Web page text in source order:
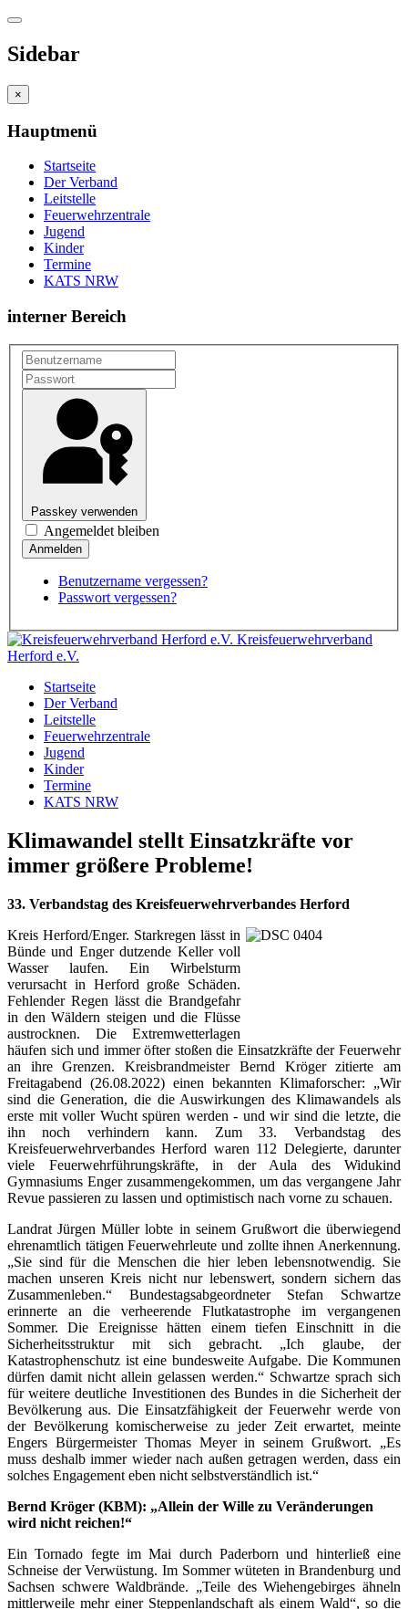
Sidebar
×
Hauptmenü
Startseite
Der Verband
Leitstelle
Feuerwehrzentrale
Jugend
Kinder
Termine
KATS NRW
interner Bereich
Passkey verwenden
Angemeldet bleiben
Benutzername vergessen?
Passwort vergessen?
Kreisfeuerwehrverband
Herford e.V.
Startseite
Der Verband
Leitstelle
Feuerwehrzentrale
Jugend
Kinder
Termine
KATS NRW
Klimawandel stellt Einsatzkräfte vor
immer größere Probleme!
33. Verbandstag des Kreisfeuerwehrverbandes Herford
Kreis Herford/Enger. Starkregen lässt in
Bünde und Enger dutzende Keller voll
Wasser laufen. Ein Wirbelsturm
verursacht in Herford große Schäden.
Fehlender Regen lässt die Brandgefahr
in den Wäldern steigen und die Flüsse
austrocknen. Die Extremwetterlagen
häufen sich und immer öfter stoßen die Einsatzkräfte der Feuerwehr
an ihre Grenzen. Kreisbrandmeister Bernd Kröger zitierte am
Freitagabend (26.08.2022) einen bekannten Klimaforscher: „Wir
sind die Generation, die die Auswirkungen des Klimawandels als
erste mit voller Wucht spüren werden - und wir sind die letzte, die
ihn noch verhindern kann. Zum 33. Verbandstag des
Kreisfeuerwehrverbandes Herford waren 112 Delegierte, darunter
viele Feuerwehrführungskräfte, in der Aula des Widukind
Gymnasiums Enger zusammengekommen, um das vergangene Jahr
Revue passieren zu lassen und optimistisch nach vorne zu schauen.
Landrat Jürgen Müller lobte in seinem Grußwort die überwiegend
ehrenamtlich tätigen Feuerwehrleute und zollte ihnen Anerkennung.
„Sie sind für die Menschen die hier leben lebensnotwendig. Sie
machen unseren Kreis nicht nur lebenswert, sondern sichern das
Zusammenleben.“ Bundestagsabgeordneter Stefan Schwartze
erinnerte an die verheerende Flutkatastrophe im vergangenen
Sommer. Die Ereignisse hätten einem tiefen Einschnitt in die
Sicherheitsstruktur mit sich gebracht. „Ich glaube, der
Katastrophenschutz ist eine bundesweite Aufgabe. Die Kommunen
dürfen damit nicht allein gelassen werden.“ Schwartze sprach sich
für weitere deutliche Investitionen des Bundes in die Sicherheit der
Bevölkerung aus. Die Einsatzfähigkeit der Feuerwehr werde von
der Bevölkerung komischerweise zu jeder Zeit erwartet, meinte
Engers Bürgermeister Thomas Meyer in seinem Grußwort. „Es
muss deshalb immer wieder nach außen getragen werden, dass ein
solches Engagement eben nicht selbstverständlich ist.“
Bernd Kröger (KBM): „Allein der Wille zu Veränderungen
wird nicht reichen!“
Ein Tornado fegte im Mai durch Paderborn und hinterließ eine
Schneise der Verwüstung. Im Sommer wüteten in Brandenburg und
Sachsen schwere Waldbrände. „Teile des Wiehengebirges ähneln
mittlerweile mehr einer Steppenlandschaft als einem Wald“, so die